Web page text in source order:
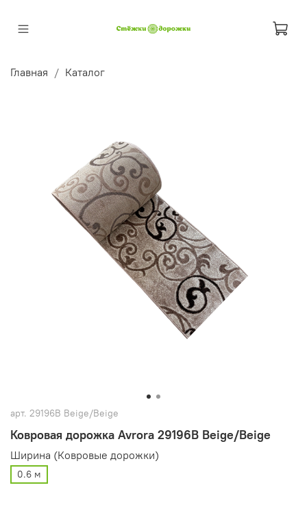
Главная Каталог
арт. 29196B Beige/Beige
Ковровая дорожка Avrora 29196B Beige/Beige
Ширина (Ковровые дорожки)
0.6 м